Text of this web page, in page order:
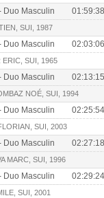
Duo Masculin 01:59:38
SUI, 1987
Duo Masculin 02:03:06
ERIC, SUI, 1965
Duo Masculin 02:13:15
NOÉ, SUI, 1994
Duo Masculin 02:25:54
SUI, 2003
Duo Masculin 02:27:18
MARC, SUI, 1996
Duo Masculin 02:29:24
SUI, 2001